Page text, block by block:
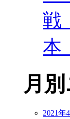
戦
本
月
2021年